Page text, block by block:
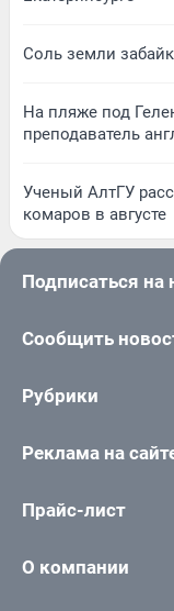
Соль земли
На пляже под
преподаватель
Ученый АлтГУ
комаров в августе
Подписаться на
Сообщить
Рубрики
Реклама на
Прайс-лист
О компании